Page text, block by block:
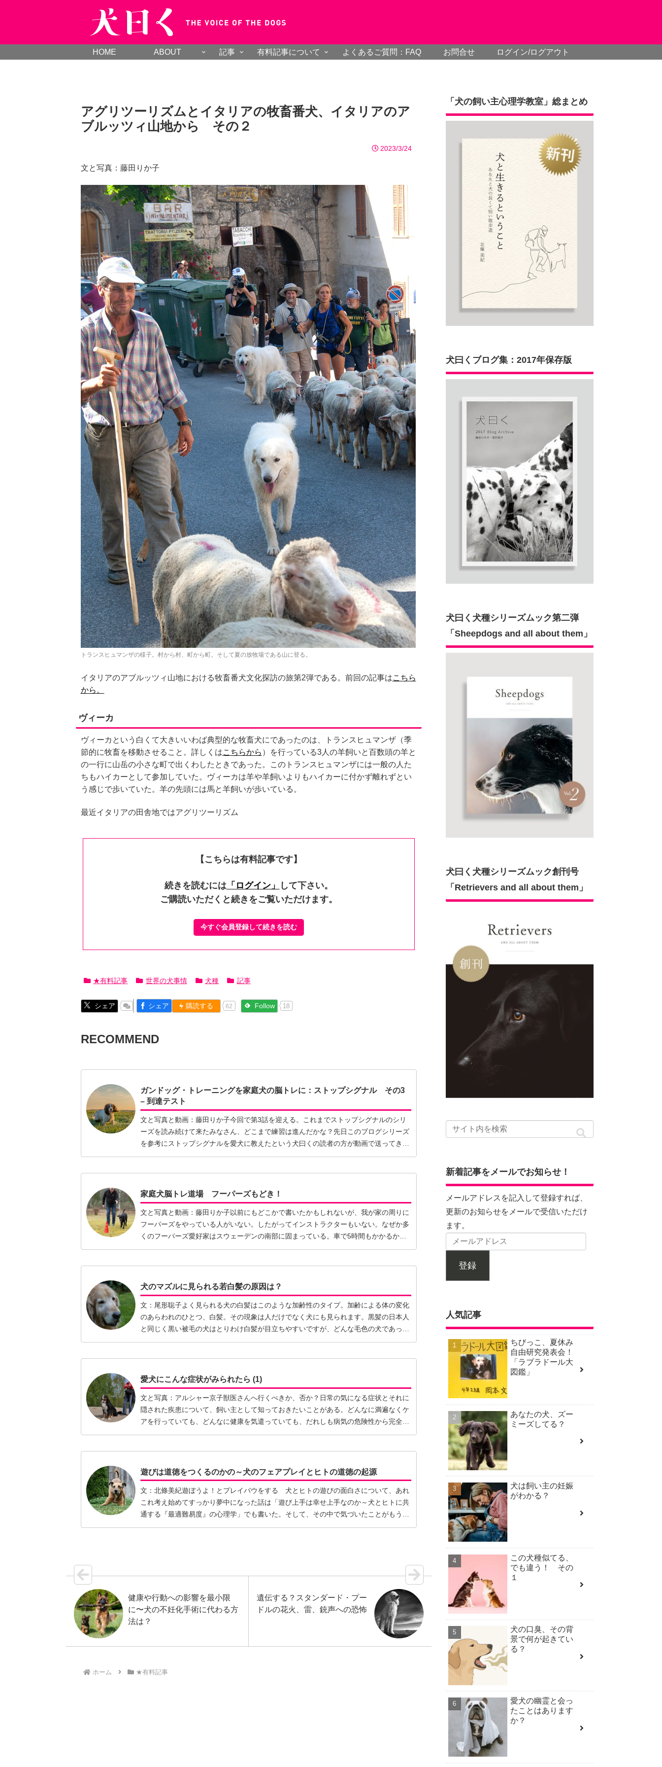
HOME ABOUT 記事 有料記事について よくあるご質問：FAQ お問合せ ログイン/ログアウト
アグリツーリズムとイタリアの牧畜番犬、イタリアのア
ブルッツィ山地から その２
2023/3/24
文と写真：藤田りか子
トランスヒュマンザの様子。村から村、町から町。そして夏の放牧場である山に登る。
イタリアのアブルッツィ山地における牧畜番犬文化探訪の旅第2弾である。前回の記事はこちら
から。
ヴィーカ
ヴィーカという白くて大きいいわば典型的な牧畜犬にであったのは、トランスヒュマンザ（季
節的に牧畜を移動させること。詳しくはこちらから ）を行っている3人の羊飼いと百数頭の羊と
の一行に山岳の小さな町で出くわしたときであった。このトランスヒュマンザには一般の人た
ちもハイカーとして参加していた。ヴィーカは羊や羊飼いよりもハイカーに付かず離れずとい
う感じで歩いていた。羊の先頭には馬と羊飼いが歩いている。
最近イタリアの田舎地ではアグリツーリズム
【こちらは有料記事です】
続きを読むには「ログイン」
して下さい。
ご購読いただくと続きをご覧いただけます。
今すぐ会員登録して続きを読む
★有料記事 世界の犬事情 犬種 記事
シェア シェア 購読する 62 Follow 18
RECOMMEND
ガンドッグ・トレーニングを家庭犬の脳トレに：ストップシグナル その3
– 到達テスト
文と写真と動画：藤田りか子今回で第3話を迎える。これまでストップシグナルのシリ
ーズを読み続けて来たみなさん、どこまで練習は進んだかな？先日このブログシリーズ
を参考にストップシグナルを愛犬に教えたという犬曰くの読者の方が動画で送ってきて
くださ…【続きを読む】
家庭犬脳トレ道場 フーパーズもどき！
文と写真と動画：藤田りか子以前にもどこかで書いたかもしれないが、我が家の周りに
フーパーズをやっている人がいない。したがってインストラクターもいない。なぜか多
くのフーパーズ愛好家はスウェーデンの南部に固まっている。車で5時間もかかるか
ら、ちょ…【続きを読む】
犬のマズルに見られる若白髪の原因は？
文：尾形聡子よく見られる犬の白髪はこのような加齢性のタイプ。加齢による体の変化
のあらわれのひとつ、白髪。その現象は人だけでなく犬にも見られます。黒髪の日本人
と同じく黒い被毛の犬はとりわけ白髪が目立ちやすいですが、どんな毛色の犬であって
もその…【続きを読む】
愛犬にこんな症状がみられたら (1)
文と写真：アルシャー京子獣医さんへ行くべきか、否か？日常の気になる症状とそれに
隠された疾患について、飼い主として知っておきたいことがある。どんなに満遍なくケ
アを行っていても、どんなに健康を気遣っていても、だれしも病気の危険性から完全に
逃れる…【続きを読む】
遊びは道徳をつくるのかの～犬のフェアプレイとヒトの道徳の起源
文：北條美紀遊ぼうよ！とプレイバウをする 犬とヒトの遊びの面白さについて、あれ
これ考え始めてすっかり夢中になった話は「遊び上手は幸せ上手なのか～犬とヒトに共
通する『最適難易度』の心理学」でも書いた。そして、その中で気づいたことがもう一
つある…【続きを読む】
健康や行動への影響を最小限
に〜犬の不妊化手術に代わる方
法は？
遺伝する？スタンダード・プー
ドルの花火、雷、銃声への恐怖
ホーム ★有料記事
「犬の飼い主心理学教室」総まとめ
犬曰くブログ集：2017年保存版
犬曰く犬種シリーズムック第二弾
「Sheepdogs and all about them」
犬曰く犬種シリーズムック創刊号
「Retrievers and all about them」
新着記事をメールでお知らせ！
メールアドレスを記入して登録すれば、
更新のお知らせをメールで受信いただけ
ます。
登録
人気記事
ちびっこ、夏休み
自由研究発表会！
「ラブラドール大
図鑑」
あなたの犬、ズー
ミーズしてる？
犬は飼い主の妊娠
がわかる？
この犬種似てる、
でも違う！ その
１
犬の口臭、その背
景で何が起きてい
る？
愛犬の幽霊と会っ
たことはあります
か？